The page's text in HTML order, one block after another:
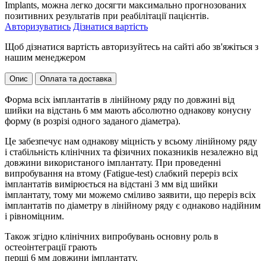
Implants, можна легко досягти максимально прогнозованих
позитивних результатів при реабілітації пацієнтів.
Авторизуватись Дізнатися вартість
Щоб дізнатися вартість авторизуйтесь на сайті або зв'яжіться з
нашим менеджером
Опис Оплата та доставка
Форма всіх імплантатів в лінійному ряду по довжині від
шийки на відстань 6 мм мають абсолютно однакову конусну
форму (в розрізі одного заданого діаметра).
Це забезпечує нам однакову міцність у всьому лінійному ряду
і стабільність клінічних та фізичних показників незалежно від
довжини використаного імплантату. При проведенні
випробування на втому (Fatigue-test) слабкий переріз всіх
імплантатів вимірюється на відстані 3 мм від шийки
імплантату, тому ми можемо сміливо заявити, що переріз всіх
імплантатів по діаметру в лінійному ряду є однаково надійним
і рівноміцним.
Також згідно клінічних випробувань основну роль в
остеоінтеграції грають
перші 6 мм довжини імплантату.